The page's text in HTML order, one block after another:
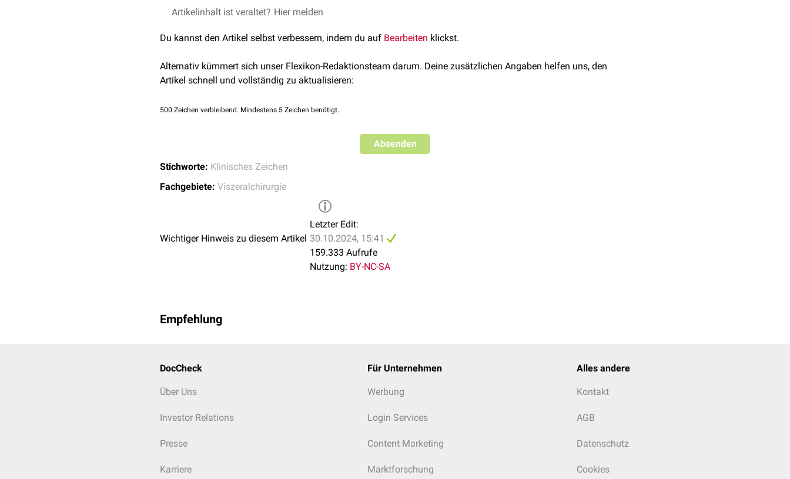
Das Psoas-Zeichen ist besonders bei einer
nicht als beweisend für eine Appendizitis gilt.
Artikelinhalt ist veraltet? Hier melden
Du kannst den Artikel selbst verbessern, indem du auf Bearbeiten klickst.
Alternativ kümmert sich unser Flexikon-Redaktionsteam darum. Deine zusätzlichen Angaben helfen uns, den
Artikel schnell und vollständig zu aktualisieren:
500 Zeichen verbleibend. Mindestens 5 Zeichen benötigt.
Absenden
Stichworte: Klinisches Zeichen
Fachgebiete: Viszeralchirurgie
Wichtiger Hinweis zu diesem Artikel
Letzter Edit:
30.10.2024, 15:41
159.333 Aufrufe
Nutzung: BY-NC-SA
Empfehlung
DocCheck
Über Uns
Investor Relations
Presse
Karriere
Für Unternehmen
Werbung
Login Services
Content Marketing
Marktforschung
Alles andere
Kontakt
AGB
Datenschutz
Cookies